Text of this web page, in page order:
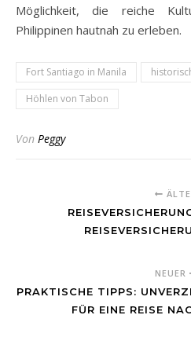
Möglichkeit, die reiche
Philippinen hautnah zu erleben.
Fort Santiago in Manila
Höhlen von Tabon
Von Peggy
NEUER
PRAKTISCHE TIPPS:
FÜR EINE REISE